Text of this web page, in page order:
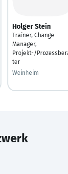
Holger Stein
Trainer, Change
Manager,
Projekt-/
ter
Weinheim